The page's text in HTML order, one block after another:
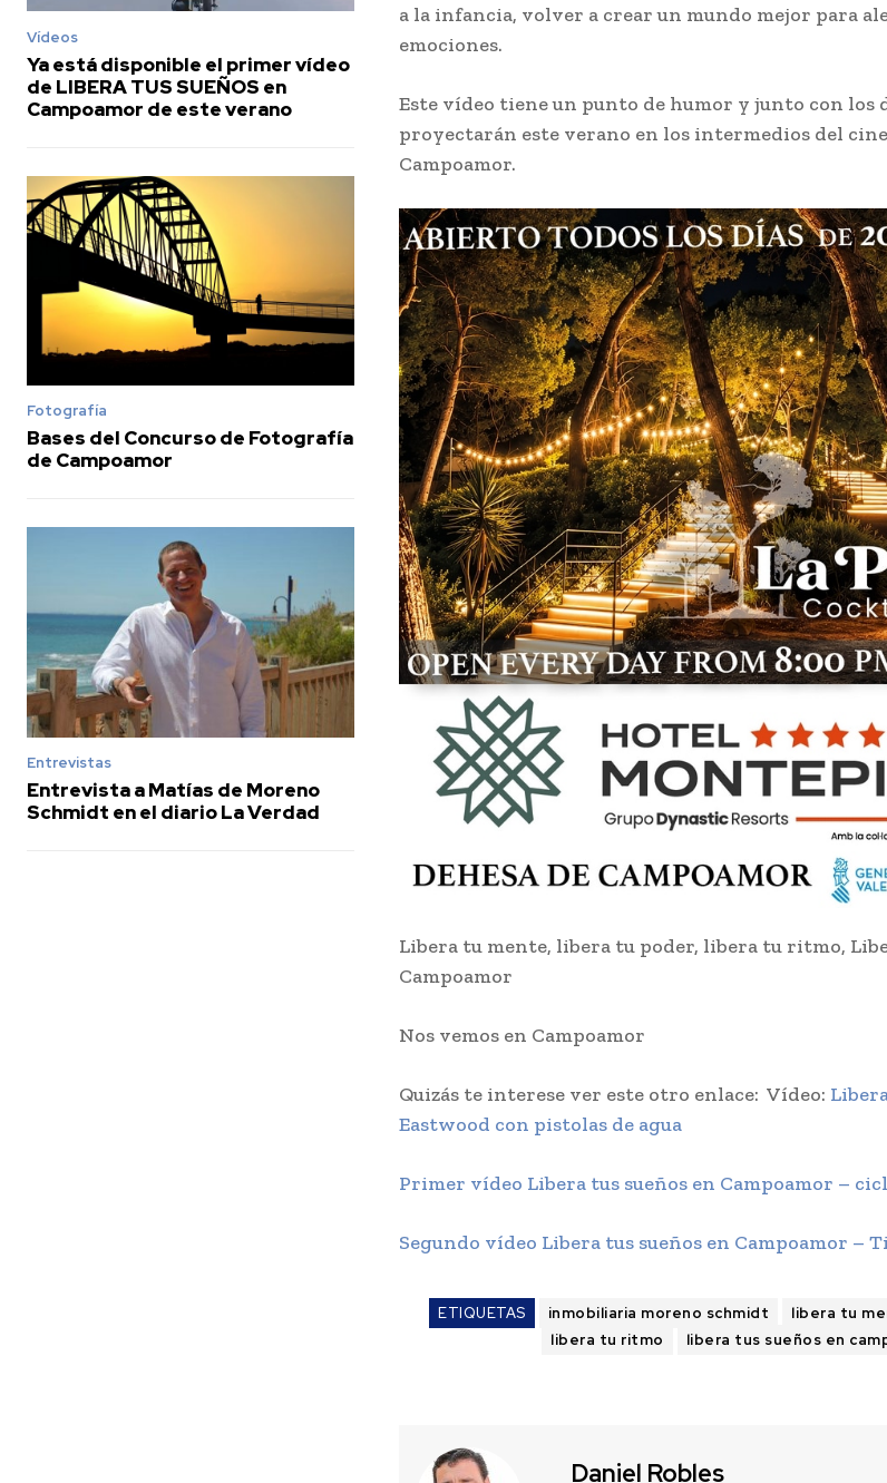
Vídeos
Ya está disponible el primer vídeo
de LIBERA TUS SUEÑOS en
Campoamor de este verano
Fotografía
Bases del Concurso de Fotografía
de Campoamor
Entrevistas
Entrevista a Matías de Moreno
Schmidt en el diario La Verdad
a la infancia, volver a crear un mundo mejor para
emociones.
Este vídeo tiene un punto de humor y junto con los
proyectarán este verano en los intermedios del
Campoamor.
Libera tu mente, libera tu poder, libera tu ritmo,
Campoamor
Nos vemos en Campoamor
Quizás te interese ver este otro enlace: Vídeo:
Eastwood con pistolas de agua
Primer vídeo Libera tus sueños en Campoamor –
Segundo vídeo Libera tus sueños en Campoamor –
ETIQUETAS inmobiliaria moreno schmidt libera tu
libera tu ritmo
libera tus sueños en
Daniel Robles